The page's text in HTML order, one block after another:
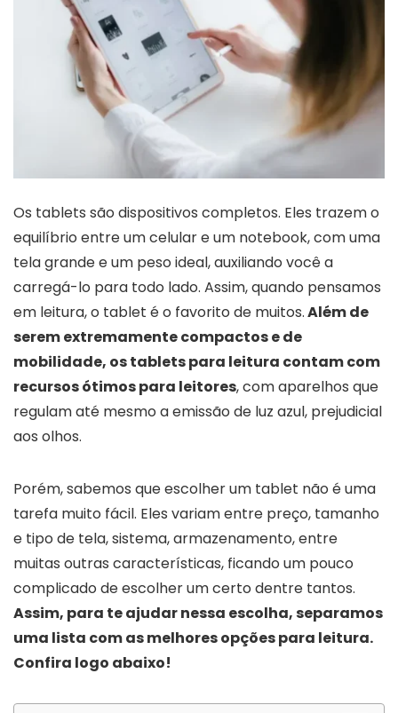
Os tablets são dispositivos completos. Eles trazem o
equilíbrio entre um celular e um notebook, com uma
tela grande e um peso ideal, auxiliando você a
carregá-lo para todo lado. Assim, quando pensamos
em leitura, o tablet é o favorito de muitos.Além de
serem extremamente compactos e de
mobilidade, os tablets para leitura contam com
recursos ótimos para leitores, com aparelhos que
regulam até mesmo a emissão de luz azul, prejudicial
aos olhos.
Porém, sabemos que escolher um tablet não é uma
tarefa muito fácil. Eles variam entre preço, tamanho
e tipo de tela, sistema, armazenamento, entre
muitas outras características, ficando um pouco
complicado de escolher um certo dentre tantos.
Assim, para te ajudar nessa escolha, separamos
uma lista com as melhores opções para leitura.
Confira logo abaixo!